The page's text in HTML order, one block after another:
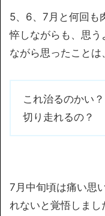
5、6、7月と何回も
悴しながらも、思う
ながら思ったことは、
これ治るのかい
切り走れるの？
7月中旬頃は痛い思
れないと覚悟しま